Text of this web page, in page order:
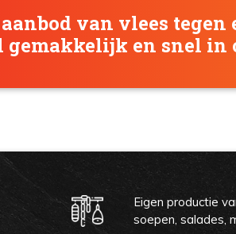
van vlees
gemakkelijk en snel in
Eigen productie
soepen, salades,